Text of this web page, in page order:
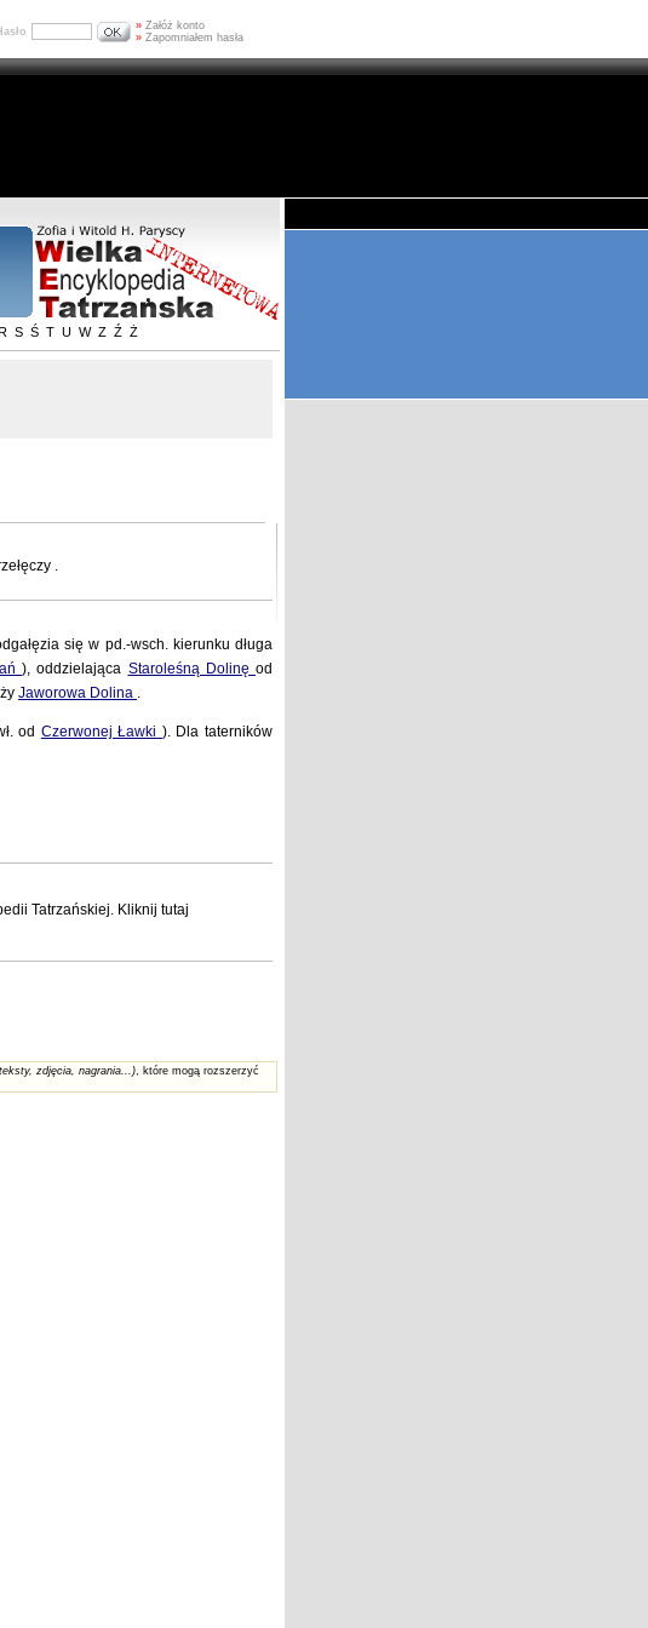
» Załóż konto
» Zapomniałem hasła
S Ś T U W Z Ź Ż
.
się w pd.-wsch. kierunku długa
), oddzielająca Staroleśną Dolinęod
Jaworowa Dolina .
od Czerwonej Ławki ). Dla taterników
Tatrzańskiej. Kliknij tutaj
zdjęcia, nagrania...), które mogą rozszerzyć